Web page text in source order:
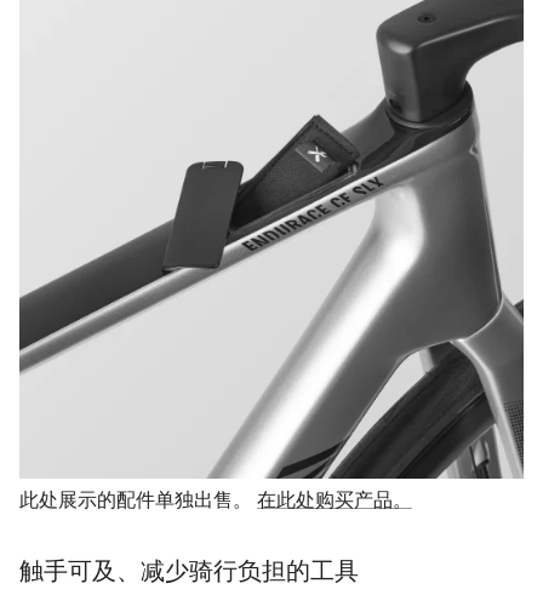
此处展示的配件单独出售。 在此处购买产品。
触手可及、减少骑行负担的工具